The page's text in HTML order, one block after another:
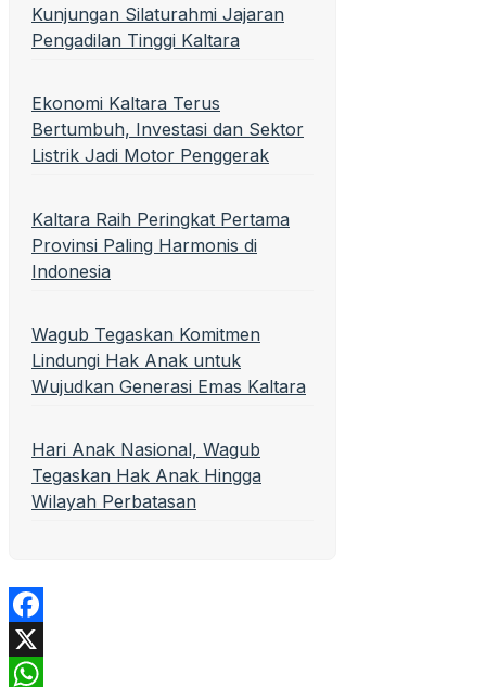
Kunjungan Silaturahmi Jajaran
Pengadilan Tinggi Kaltara
Ekonomi Kaltara Terus
Bertumbuh, Investasi dan Sektor
Listrik Jadi Motor Penggerak
Kaltara Raih Peringkat Pertama
Provinsi Paling Harmonis di
Indonesia
Wagub Tegaskan Komitmen
Lindungi Hak Anak untuk
Wujudkan Generasi Emas Kaltara
Hari Anak Nasional, Wagub
Tegaskan Hak Anak Hingga
Wilayah Perbatasan
Facebook
X